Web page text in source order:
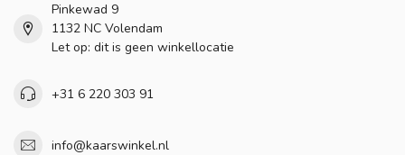
Pinkewad 9
1132 NC Volendam
Let op: dit is geen winkellocatie
+31 6 220 303 91
info@kaarswinkel.nl